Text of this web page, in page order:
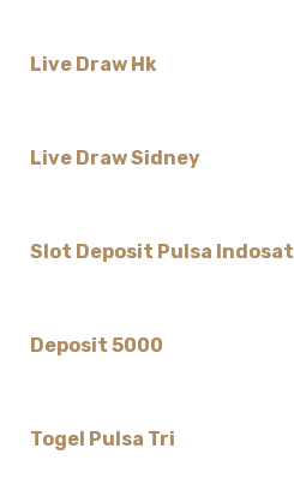
Live Draw Hk
Live Draw Sidney
Slot Deposit Pulsa Indosat
Deposit 5000
Togel Pulsa Tri